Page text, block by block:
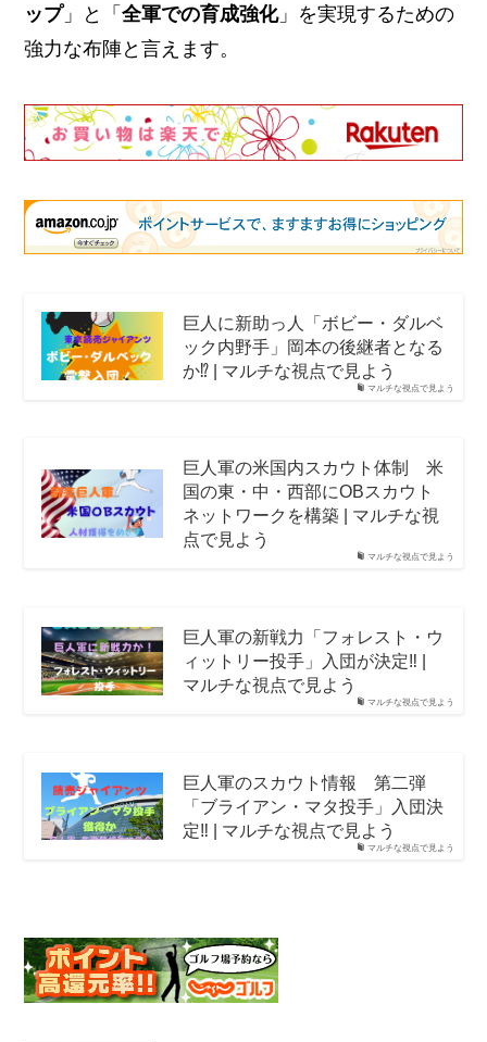
ップ」と「全軍での育成強化」を実現するための
強力な布陣と言えます。
マルチな視点で見よう
巨人に新助っ人「ボビー・ダルベ
ック内野手」岡本の後継者となる
か⁉️ | マルチな視点で見よう
マルチな視点で見よう
巨人軍の米国内スカウト体制 米
国の東・中・西部にOBスカウト
ネットワークを構築 | マルチな視
点で見よう
マルチな視点で見よう
巨人軍の新戦力「フォレスト・ウ
ィットリー投手」入団が決定‼️ |
マルチな視点で見よう
マルチな視点で見よう
巨人軍のスカウト情報 第二弾
「ブライアン・マタ投手」入団決
定‼️ | マルチな視点で見よう